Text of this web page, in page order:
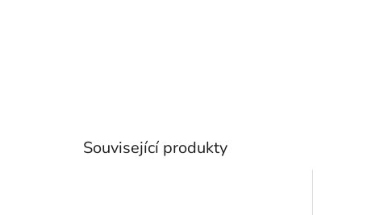
Související produkty